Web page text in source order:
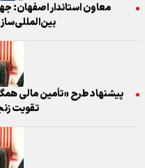
معاون استاندار اصفهان:
پیشنهاد طرح «تأمین مالی
تقویت